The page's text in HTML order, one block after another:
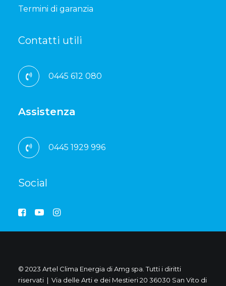
Termini di garanzia
Contatti utili
0445 612 080
Assistenza
0445 1929 996
Social
© 2023 Artel Clima Energia di Amg spa. Tutti i diritti
riservati | Via delle Arti e dei Mestieri 20 36030 San Vito di